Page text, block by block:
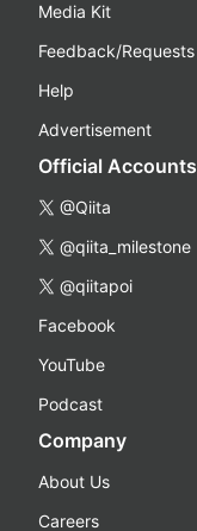
Media Kit
Feedback/Requests
Help
Advertisement
Official Accounts
@Qiita
@qiita_milestone
@qiitapoi
Facebook
YouTube
Podcast
Company
About Us
Careers